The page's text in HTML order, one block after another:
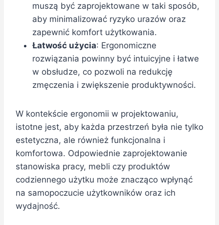
muszą być zaprojektowane w taki sposób,
aby minimalizować ryzyko urazów oraz
zapewnić komfort użytkowania.
Łatwość użycia: Ergonomiczne
rozwiązania powinny być intuicyjne i łatwe
w obsłudze, co pozwoli na redukcję
zmęczenia i zwiększenie produktywności.
W kontekście ergonomii w projektowaniu,
istotne jest, aby każda przestrzeń była nie tylko
estetyczna, ale również funkcjonalna i
komfortowa. Odpowiednie zaprojektowanie
stanowiska pracy, mebli czy produktów
codziennego użytku może znacząco wpłynąć
na samopoczucie użytkowników oraz ich
wydajność.